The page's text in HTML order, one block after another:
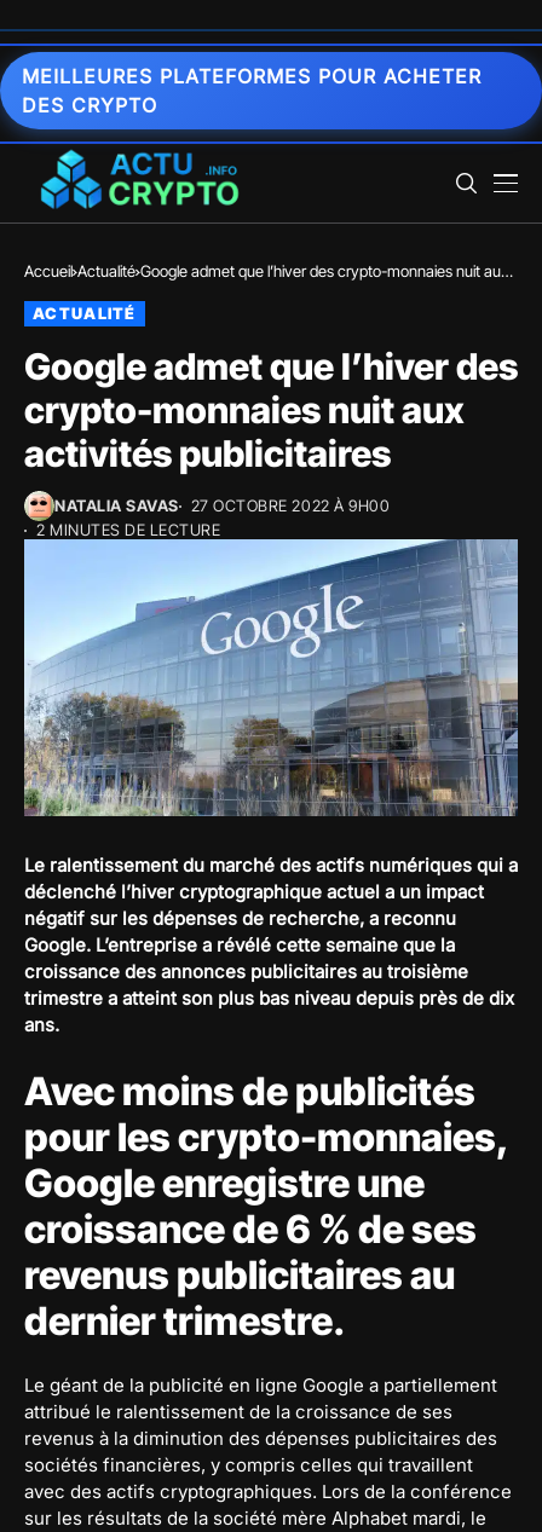
MEILLEURES PLATEFORMES POUR ACHETER
DES CRYPTO
Accueil Actualité Google admet que l’hiver des crypto-monnaies nuit aux
ACTUALITÉ
Google admet que l’hiver des
crypto-monnaies nuit aux
activités publicitaires
NATALIA SAVAS
27 OCTOBRE 2022 À 9H00
2 MINUTES DE LECTURE
Le ralentissement du marché des actifs numériques qui a
déclenché l’hiver cryptographique actuel a un impact
négatif sur les dépenses de recherche, a reconnu
Google. L’entreprise a révélé cette semaine que la
croissance des annonces publicitaires au troisième
trimestre a atteint son plus bas niveau depuis près de dix
ans.
Avec moins de publicités
pour les crypto-monnaies,
Google enregistre une
croissance de 6 % de ses
revenus publicitaires au
dernier trimestre.
Le géant de la publicité en ligne Google a partiellement
attribué le ralentissement de la croissance de ses
revenus à la diminution des dépenses publicitaires des
sociétés financières, y compris celles qui travaillent
avec des actifs cryptographiques. Lors de la conférence
sur les résultats de la société mère Alphabet mardi, le